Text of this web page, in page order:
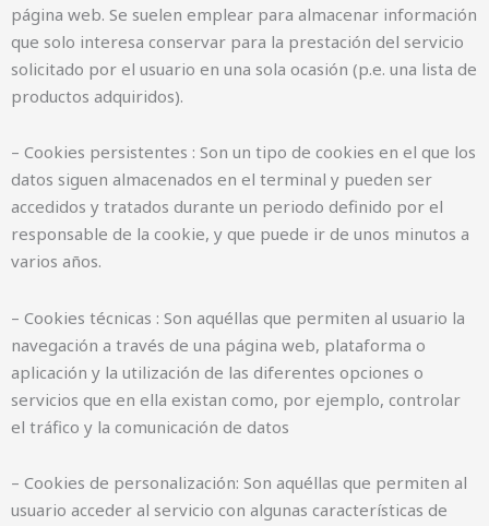
página web. Se suelen emplear para almacenar información
que solo interesa conservar para la prestación del servicio
solicitado por el usuario en una sola ocasión (p.e. una lista de
productos adquiridos).
– Cookies persistentes : Son un tipo de cookies en el que los
datos siguen almacenados en el terminal y pueden ser
accedidos y tratados durante un periodo definido por el
responsable de la cookie, y que puede ir de unos minutos a
varios años.
– Cookies técnicas : Son aquéllas que permiten al usuario la
navegación a través de una página web, plataforma o
aplicación y la utilización de las diferentes opciones o
servicios que en ella existan como, por ejemplo, controlar
el tráfico y la comunicación de datos
– Cookies de personalización: Son aquéllas que permiten al
usuario acceder al servicio con algunas características de